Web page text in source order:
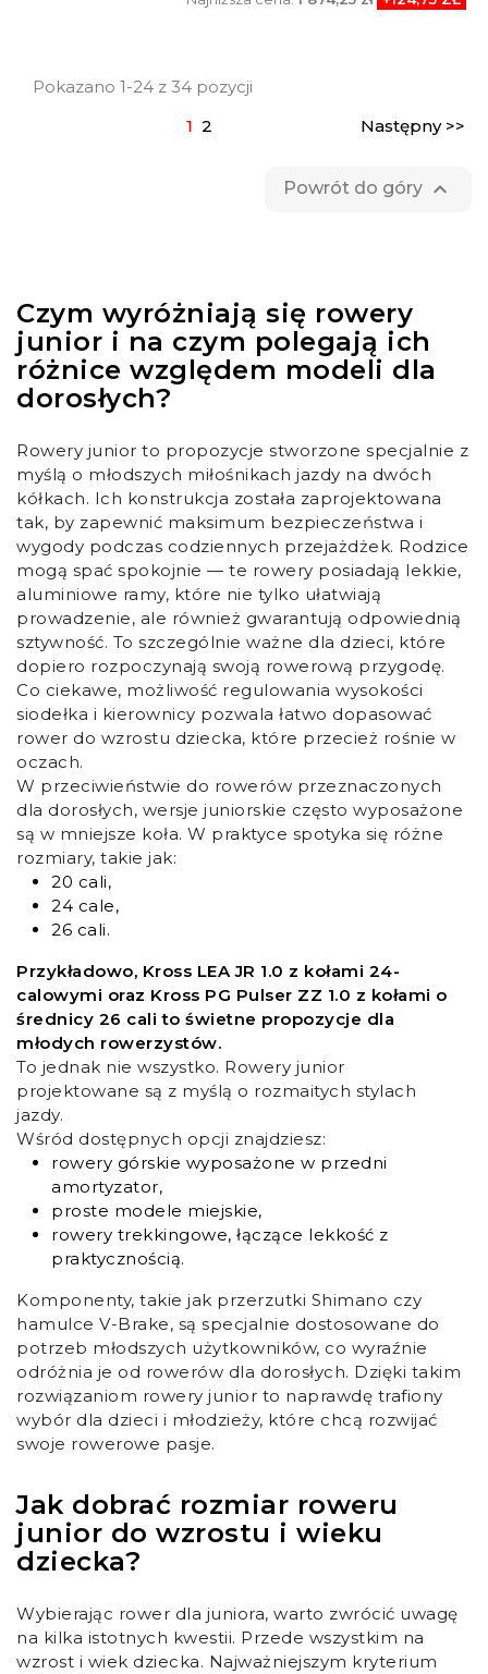
Pokazano 1-24 z 34 pozycji
1 2 Następny >>
Powrót do góry 
Czym wyróżniają się rowery
junior i na czym polegają ich
różnice względem modeli dla
dorosłych?
Rowery junior to propozycje stworzone specjalnie z
myślą o młodszych miłośnikach jazdy na dwóch
kółkach. Ich konstrukcja została zaprojektowana
tak, by zapewnić maksimum bezpieczeństwa i
wygody podczas codziennych przejażdżek. Rodzice
mogą spać spokojnie — te rowery posiadają lekkie,
aluminiowe ramy, które nie tylko ułatwiają
prowadzenie, ale również gwarantują odpowiednią
sztywność. To szczególnie ważne dla dzieci, które
dopiero rozpoczynają swoją rowerową przygodę.
Co ciekawe, możliwość regulowania wysokości
siodełka i kierownicy pozwala łatwo dopasować
rower do wzrostu dziecka, które przecież rośnie w
oczach.
W przeciwieństwie do rowerów przeznaczonych
dla dorosłych, wersje juniorskie często wyposażone
są w mniejsze koła. W praktyce spotyka się różne
rozmiary, takie jak:
20 cali,
24 cale,
26 cali.
Przykładowo, Kross LEA JR 1.0 z kołami 24-
calowymi oraz Kross PG Pulser ZZ 1.0 z kołami o
średnicy 26 cali to świetne propozycje dla
młodych rowerzystów.
To jednak nie wszystko. Rowery junior
projektowane są z myślą o rozmaitych stylach
jazdy.
Wśród dostępnych opcji znajdziesz:
rowery górskie wyposażone w przedni
amortyzator,
proste modele miejskie,
rowery trekkingowe, łączące lekkość z
praktycznością.
Komponenty, takie jak przerzutki Shimano czy
hamulce V-Brake, są specjalnie dostosowane do
potrzeb młodszych użytkowników, co wyraźnie
odróżnia je od rowerów dla dorosłych. Dzięki takim
rozwiązaniom rowery junior to naprawdę trafiony
wybór dla dzieci i młodzieży, które chcą rozwijać
swoje rowerowe pasje.
Jak dobrać rozmiar roweru
junior do wzrostu i wieku
dziecka?
Wybierając rower dla juniora, warto zwrócić uwagę
na kilka istotnych kwestii. Przede wszystkim na
wzrost i wiek dziecka. Najważniejszym kryterium